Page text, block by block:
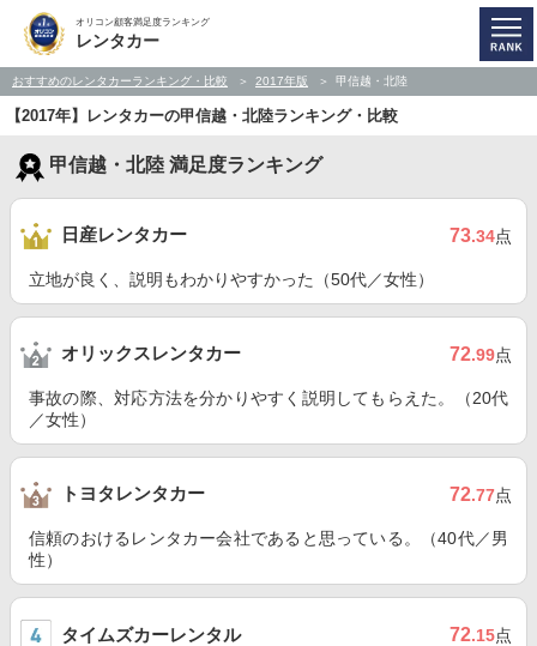
オリコン顧客満足度ランキング
レンタカー
おすすめのレンタカーランキング・比較 2017年版 甲信越・北陸
【2017年】レンタカーの甲信越・北陸ランキング・比較
甲信越・北陸 満足度ランキング
日産レンタカー 73.34点
立地が良く、説明もわかりやすかった（50代／女性）
オリックスレンタカー 72.99点
事故の際、対応方法を分かりやすく説明してもらえた。（20代
／女性）
トヨタレンタカー 72.77点
信頼のおけるレンタカー会社であると思っている。（40代／男
性）
タイムズカーレンタル 72.15点